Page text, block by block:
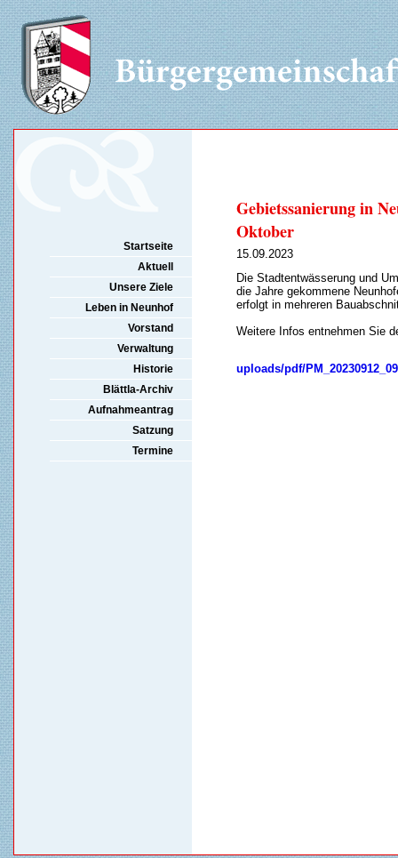
Startseite
Aktuell
Unsere Ziele
Leben in Neunhof
Vorstand
Verwaltung
Historie
Blättla-Archiv
Aufnahmeantrag
Satzung
Termine
Gebietssanierung in
Oktober
15.09.2023
Die Stadtentwässerung und
die Jahre gekommene
erfolgt in mehreren
Weitere Infos entnehmen Sie
uploads/pdf/